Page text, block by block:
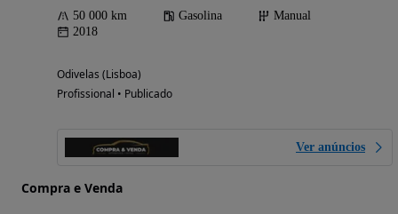
50 000 km Gasolina
Manual
2018
Odivelas (Lisboa)
Profissional • Publicado
Ver anúncios
Compra e Venda